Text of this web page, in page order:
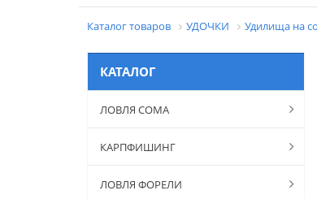
Каталог товаров УДОЧКИ Удилища на
КАТАЛОГ
ЛОВЛЯ СОМА
КАРПФИШИНГ
ЛОВЛЯ ФОРЕЛИ